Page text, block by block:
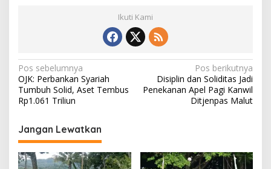
Ikuti Kami
N
a
v
i
g
a
Pos sebelumnya
OJK: Perbankan Syariah
Tumbuh Solid, Aset Tembus
Rp1.061 Triliun
Pos berikutnya
Disiplin dan Soliditas Jadi
Penekanan Apel Pagi Kanwil
Ditjenpas Malut
Jangan Lewatkan